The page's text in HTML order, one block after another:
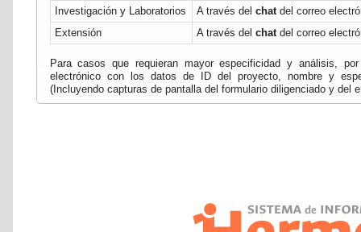
Investigación y Laboratorios
A través del chatdel correo
Extensión
A través del chatdel correo
Para casos que requieran mayor especificidad y análisis,
electrónico con los datos de ID del proyecto, nombre y
(Incluyendo capturas de pantalla del formulario diligenciado y del